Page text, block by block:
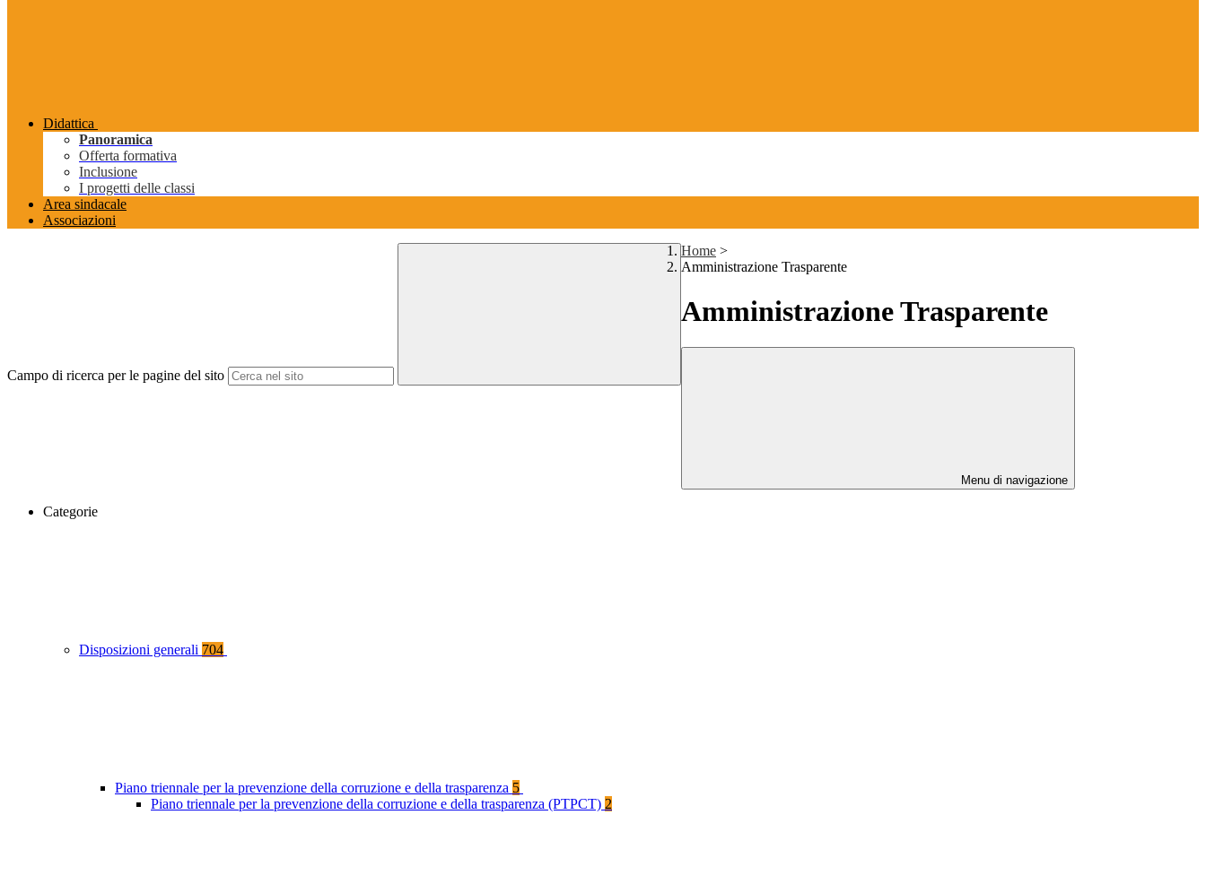
Didattica
Panoramica
Offerta formativa
Inclusione
I progetti delle classi
Area sindacale
Associazioni
Campo di ricerca per le pagine del sito
Home >
Amministrazione Trasparente
Amministrazione Trasparente
Menu di navigazione
Categorie
Disposizioni generali 704
Piano triennale per la prevenzione della corruzione e della trasparenza 5
Piano triennale per la prevenzione della corruzione e della trasparenza (PTPCT) 2